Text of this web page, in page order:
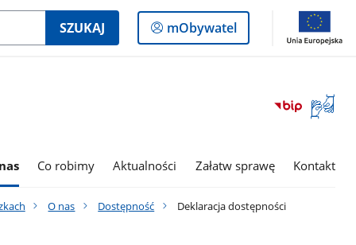
SZUKAJ
Logowanie
do
mObywatel
Otwórz
okno
języka
Co robimy Aktualności Załatw sprawę Kontakt
O nas Dostępność Deklaracja dostępności